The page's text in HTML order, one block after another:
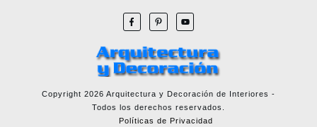
Políticas de Privacidad
Copyright 2026 Arquitectura y Decoración de Interiores -
Todos los derechos reservados.